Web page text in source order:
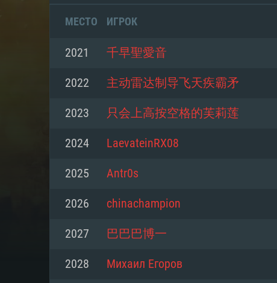
МЕСТО ИГРОК
2021 千早聖愛音
2022 主动雷达制导飞天疾霸矛
2023 只会上高按空格的芙莉莲
2024 LaevateinRX08
2025 Antr0s
2026 chinachampion
2027 巴巴巴博一
2028 Михаил Егоров